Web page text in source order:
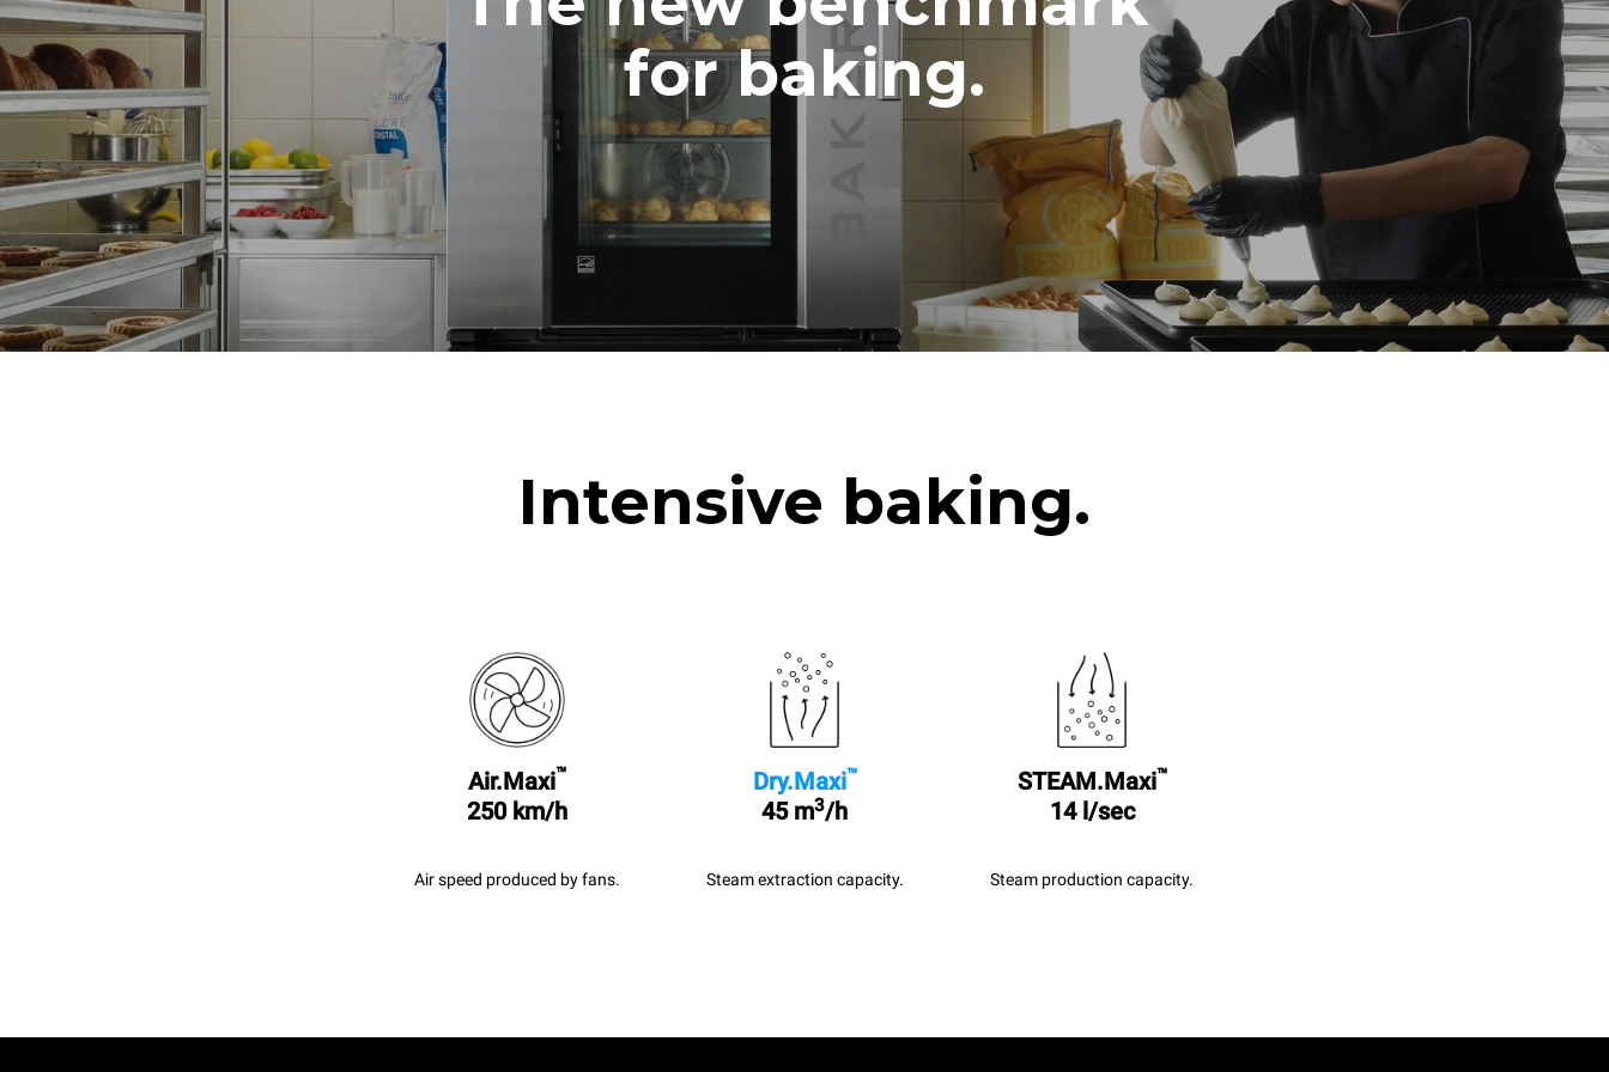
NIET INBEGREPEN
*Verbruik in kwh en co2-uitstoot Verbruik in kWh CO2-uitstoot
Geschat op basis van dagelijks gebruik van de
oven (300 dagen/jaar):
19,3 kWh/dag
De schatting omvat alleen de directe
emissies die door de oven worden
geproduceerd. Indirecte emissies zijn
afhankelijk van de energiemix van het
elektriciteitsnet waarop de oven is
aangesloten; deze laatste kunnen worden
geëlimineerd door te kiezen voor energie
uit hernieuwbare bronnen.
8 middelgrote ladingen croissants
for baking.
Intensive baking.
Air.Maxi™
250 km/h
Air speed produced by fans.
Dry.Maxi™
45 m3/h
Steam extraction capacity.
STEAM.Maxi™
14 l/sec
Steam production capacity.